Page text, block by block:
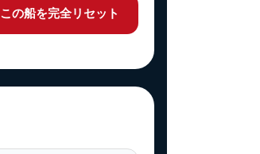
この船を完全リセット